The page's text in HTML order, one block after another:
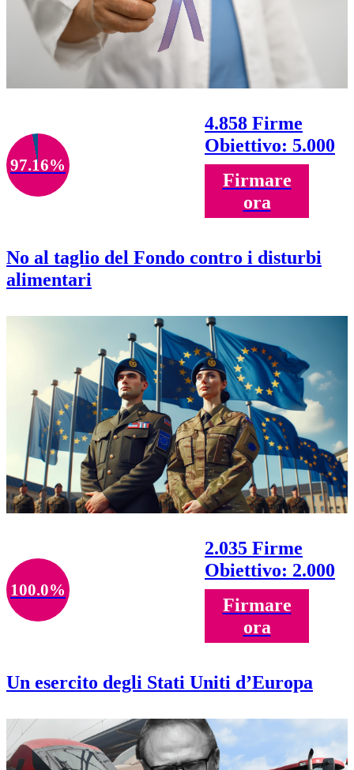
97.16%
4.858 Firme
Obiettivo: 5.000
Firmare
ora
No al taglio del Fondo contro i disturbi
alimentari
100.0%
2.035 Firme
Obiettivo: 2.000
Firmare
ora
Un esercito degli Stati Uniti d’Europa